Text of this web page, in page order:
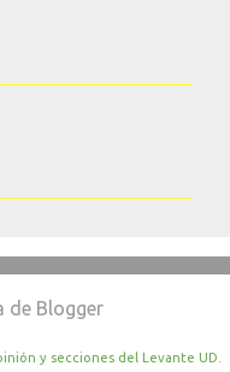
de Blogger
y secciones del Levante UD.